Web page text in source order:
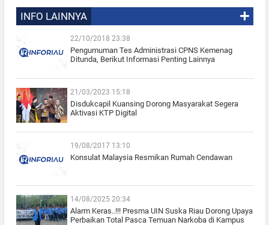
INFO LAINNYA
22/10/2018 23:38
Pengumuman Tes Administrasi CPNS Kemenag
Ditunda, Berikut Informasi Penting Lainnya
21/03/2023 15:18
Disdukcapil Kuansing Dorong Masyarakat Segera
Aktivasi KTP Digital
19/08/2017 13:10
Konsulat Malaysia Resmikan Rumah Cendawan
14/08/2025 20:34
Alarm Keras..!!! Presma UIN Suska Riau Dorong Upaya
Perbaikan Total Pasca Temuan Narkoba di Kampus